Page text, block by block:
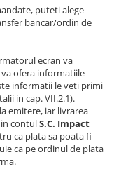
puteti alege
bancar/ordin de
ecran va
ofera informatiile
informatii le veti primi
in cap. VII.2.1).
emitere, iar livrarea
contulS.C. Impact
ca plata sa poata fi
ca pe ordinul de plata